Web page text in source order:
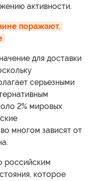
активности.
поражают.
для доставки
серьезными
2% мировых
многом зависят от
российским
которое